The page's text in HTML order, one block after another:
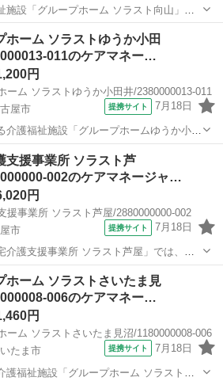
ループホーム ソラスト向山」
者）の求人募集。 ◎介護支援専門
担します！ 資格更新研修は、勤務扱い
受けて...
マネージャー
ホーム ソラストゆうか小田
011のケアマネー…
円
ーム ソラストゆうか小田井/2380000013-011
屋市
提携サイト 7月18日
介護福祉施設「グループホームゆうか小田
集です。 ◎介護支援専門員更
ます！ 資格更新研修は、勤務扱い（給与
いた...
マネージャー
支援事業所 ソラスト芦
002のケアマネージャ…
円
援事業所 ソラスト芦屋/2880000000-002
市
提携サイト 7月18日
介護支援事業所 ソラスト芦屋」では、こ
、地域の在宅介護を引っ張ってくださる
ています。 ◎人生観を尊重し、
る「司...
ネージャー
ホーム ソラストさいたま見
006のケアマネー…
円
ーム ソラストさいたま見沼/1180000008-006
たま市
提携サイト 7月18日
福祉施設「グループホーム ソラストさ